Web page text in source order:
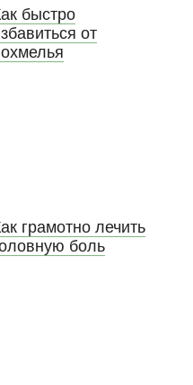
быстро
от
грамотно лечить
боль